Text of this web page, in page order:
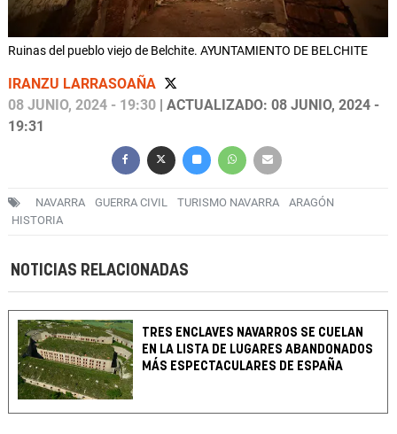
Ruinas del pueblo viejo de Belchite. AYUNTAMIENTO DE BELCHITE
IRANZU LARRASOAÑA
08 JUNIO, 2024 - 19:30 | ACTUALIZADO: 08 JUNIO, 2024 -
19:31
NAVARRA GUERRA CIVIL TURISMO NAVARRA
ARAGÓN
HISTORIA
NOTICIAS RELACIONADAS
TRES ENCLAVES NAVARROS SE CUELAN
EN LA LISTA DE LUGARES ABANDONADOS
MÁS ESPECTACULARES DE ESPAÑA